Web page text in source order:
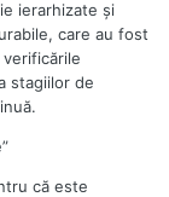
ierarhizate şi
care au fost
stagiilor de
că este